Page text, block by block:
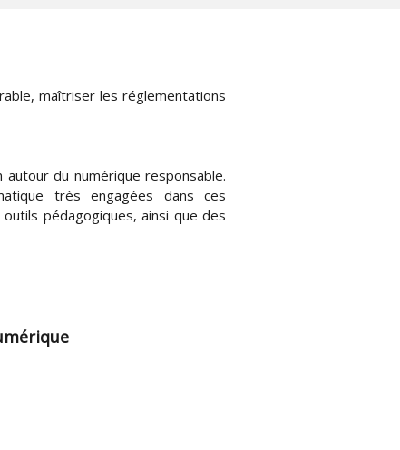
maîtriser les réglementations
du numérique responsable.
très engagées dans ces
pédagogiques, ainsi que des